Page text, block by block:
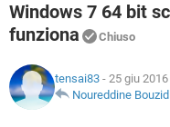
INSTAGRAM
TIKTOK
HARDWARE
iOS
TIKTOK
COVID-19
INTRATTENIMENTO
iOS
INSTAGRAM
FORUM
INTRATTENIMENTO
GLOSSARIO
COVID-19
Windows 7 64 bit
funziona
Chiuso
tensai83 - 25 giu
Noureddine